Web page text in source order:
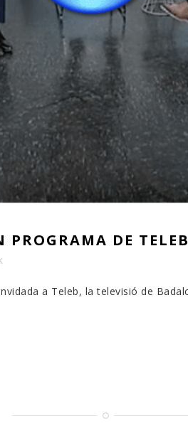
DE TELEB
a Teleb, la televisió de